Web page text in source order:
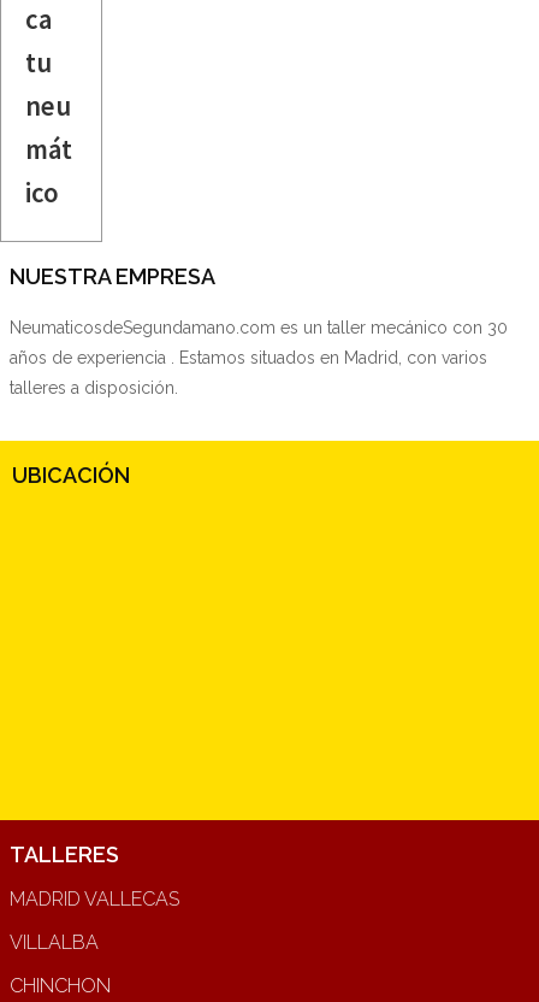
ca
tu
neu
mát
ico
NUESTRA EMPRESA
NeumaticosdeSegundamano.com es un taller mecánico con 30
años de experiencia . Estamos situados en Madrid, con varios
talleres a disposición.
UBICACIÓN
TALLERES
MADRID VALLECAS
VILLALBA
CHINCHON